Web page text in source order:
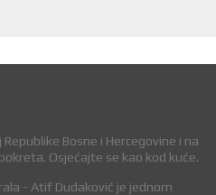
Bosne i Hercegovine i na
Osjećajte se kao kod kuće.
- Atif Dudaković je jednom